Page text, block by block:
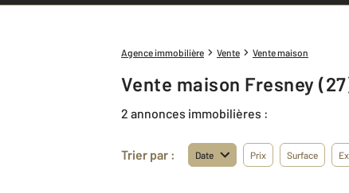
Agence immobilière Vente Vente maison
Vente maison Fresney
2 annonces immobilières :
Trier par : Date Prix Surface